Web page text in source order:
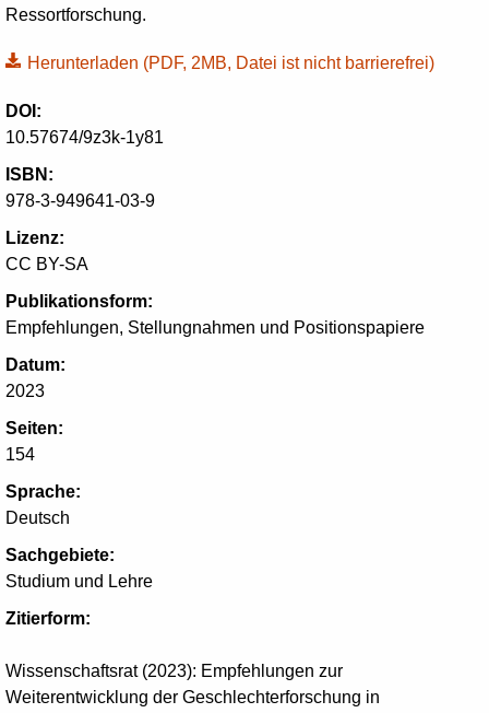
Ressortforschung.
Herunterladen (PDF, 2MB, Datei ist nicht barrierefrei)
DOI:
10.57674/9z3k-1y81
ISBN:
978-3-949641-03-9
Lizenz:
CC BY-SA
Publikationsform:
Empfehlungen, Stellungnahmen und Positionspapiere
Datum:
2023
Seiten:
154
Sprache:
Deutsch
Sachgebiete:
Studium und Lehre
Zitierform:
Wissenschaftsrat (2023): Empfehlungen zur
Weiterentwicklung der Geschlechterforschung in